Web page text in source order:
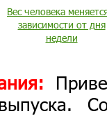
Вес человека
зависимости от дня
недели